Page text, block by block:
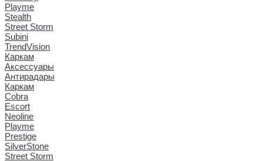
Playme
Stealth
Street Storm
Subini
TrendVision
Каркам
Аксессуары
Антирадары
Каркам
Cobra
Escort
Neoline
Playme
Prestige
SilverStone
Street Storm